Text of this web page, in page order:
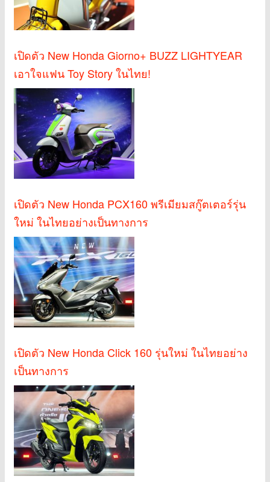
เปิดตัว New Honda Giorno+ BUZZ LIGHTYEAR
เอาใจแฟน Toy Story ในไทย!
เปิดตัว New Honda PCX160 พรีเมียมสกู๊ตเตอร์รุ่น
ใหม่ ในไทยอย่างเป็นทางการ
เปิดตัว New Honda Click 160 รุ่นใหม่ ในไทยอย่าง
เป็นทางการ